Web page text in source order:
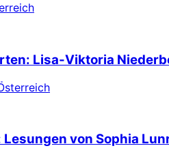
Lisa-Viktoria
von Sophia